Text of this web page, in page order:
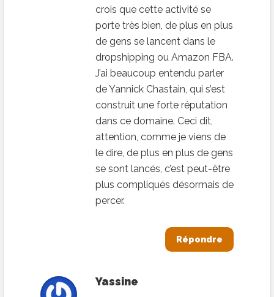
crois que cette activité se
porte très bien, de plus en plus
de gens se lancent dans le
dropshipping ou Amazon FBA.
J’ai beaucoup entendu parler
de Yannick Chastain, qui s’est
construit une forte réputation
dans ce domaine. Ceci dit,
attention, comme je viens de
le dire, de plus en plus de gens
se sont lancés, c’est peut-être
plus compliqués désormais de
percer.
Répondre
Yassine